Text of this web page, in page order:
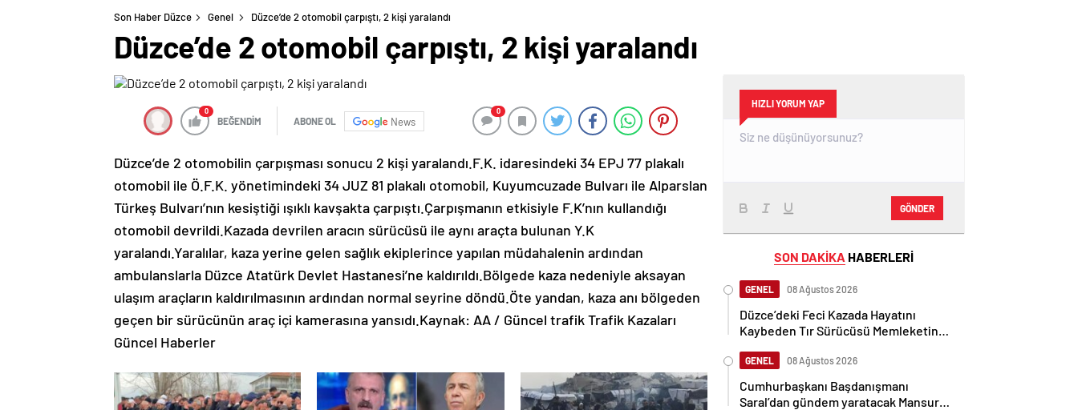
Son Haber Düzce Genel Düzce’de 2 otomobil çarpıştı, 2 kişi yaralandı
Düzce’de 2 otomobil çarpıştı, 2 kişi yaralandı
0
BEĞENDİM ABONE OL News
0
Düzce’de 2 otomobilin çarpışması sonucu 2 kişi yaralandı.F.K. idaresindeki 34 EPJ 77 plakalı
otomobil ile Ö.F.K. yönetimindeki 34 JUZ 81 plakalı otomobil, Kuyumcuzade Bulvarı ile Alparslan
Türkeş Bulvarı’nın kesiştiği ışıklı kavşakta çarpıştı.Çarpışmanın etkisiyle F.K’nın kullandığı
otomobil devrildi.Kazada devrilen aracın sürücüsü ile aynı araçta bulunan Y.K
yaralandı.Yaralılar, kaza yerine gelen sağlık ekiplerince yapılan müdahalenin ardından
ambulanslarla Düzce Atatürk Devlet Hastanesi’ne kaldırıldı.Bölgede kaza nedeniyle aksayan
ulaşım araçların kaldırılmasının ardından normal seyrine döndü.Öte yandan, kaza anı bölgeden
geçen bir sürücünün araç içi kamerasına yansıdı.Kaynak: AA / Güncel trafik Trafik Kazaları
Güncel Haberler
HIZLI YORUM YAP
GÖNDER
SON DAKİKA HABERLERİ
GENEL 08 Ağustos 2026
Düzce’deki Feci Kazada Hayatını
Kaybeden Tır Sürücüsü Memleketine
GENEL 08 Ağustos 2026
Cumhurbaşkanı Başdanışmanı
Saral’dan gündem yaratacak Mansur